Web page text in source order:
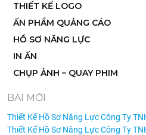
THIẾT KẾ LOGO
ẤN PHẨM QUẢNG CÁO
HỒ SƠ NĂNG LỰC
IN ẤN
CHỤP ẢNH – QUAY PHIM
BÀI MỚI
Thiết Kế Hồ Sơ Năng Lực Công Ty
Thiết Kế Hồ Sơ Năng Lực Công Ty